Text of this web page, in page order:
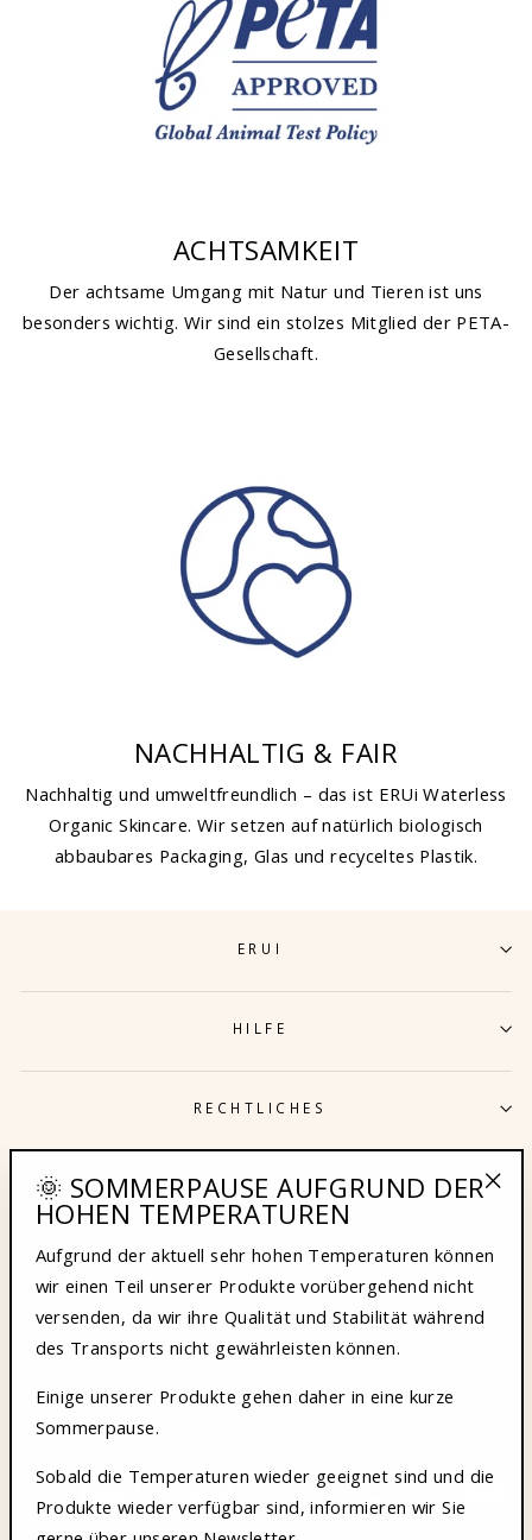
ACHTSAMKEIT
Der achtsame Umgang mit Natur und Tieren ist uns
besonders wichtig. Wir sind ein stolzes Mitglied der PETA-
Gesellschaft.
NACHHALTIG & FAIR
Nachhaltig und umweltfreundlich – das ist ERUi Waterless
Organic Skincare. Wir setzen auf natürlich biologisch
abbaubares Packaging, Glas und recyceltes Plastik.
ERUI
HILFE
RECHTLICHES
LUST AUF 10% RABATT?
KUNDENSERVICE
DEINE VORTEILE
DIE INVESTITION WIRD KOFINANZIERT
🌞 SOMMERPAUSE AUFGRUND DER
HOHEN TEMPERATUREN
Aufgrund der aktuell sehr hohen Temperaturen können
wir einen Teil unserer Produkte vorübergehend nicht
versenden, da wir ihre Qualität und Stabilität während
des Transports nicht gewährleisten können.
Einige unserer Produkte gehen daher in eine kurze
Sommerpause.
Sobald die Temperaturen wieder geeignet sind und die
Produkte wieder verfügbar sind, informieren wir Sie